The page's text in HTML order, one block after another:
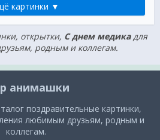
картинки ▼
открытки, С днем медикадля
родным и коллегам.
анимашки
поздравительные картинки,
любимым друзьям, родным и
коллегам.